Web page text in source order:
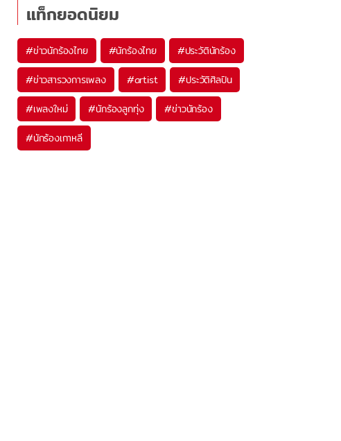
แท็กยอดนิยม
#ข่าวนักร้องไทย #นักร้องไทย #ประวัตินักร้อง
#ข่าวสารวงการเพลง #artist #ประวัติศิลปิน
#เพลงใหม่ #นักร้องลูกทุ่ง #ข่าวนักร้อง
#นักร้องเกาหลี